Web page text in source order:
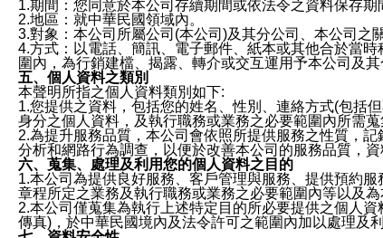
1.期間：您同意於本公司存續期間或依法令之資料保存
2.地區：就中華民國領域內。
3.對象：本公司所屬公司(本公司)及其分公司、本公司之
4.方式：以電話、簡訊、電子郵件、紙本或其他合於當
圍內，為行銷建檔、揭露、轉介或交互運用予本公司及其
五、個人資料之類別
本聲明所指之個人資料類別如下:
1.您提供之資料，包括您的姓名、性別、連絡方式(包括
身分之個人資料，及執行職務或業務之必要範圍內所需蒐
2.為提升服務品質，本公司會依照所提供服務之性質，
分析和網路行為調查，以便於改善本公司的服務品質，
六、蒐集、處理及利用您的個人資料之目的
1.本公司為提供良好服務、客戶管理與服務、提供預約
章程所定之業務及執行職務或業務之必要範圍內等以及
2.本公司僅蒐集為執行上述特定目的所必要提供之個人
傳真)，於中華民國境內及法令許可之範圍內加以處理及利